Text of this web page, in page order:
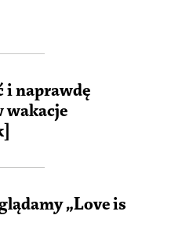
i naprawdę
wakacje
„Love is